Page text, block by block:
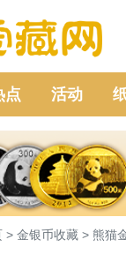
点 活动
> 金银币收藏 > 熊猫